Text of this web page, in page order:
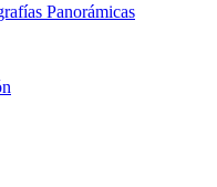
Panorámicas